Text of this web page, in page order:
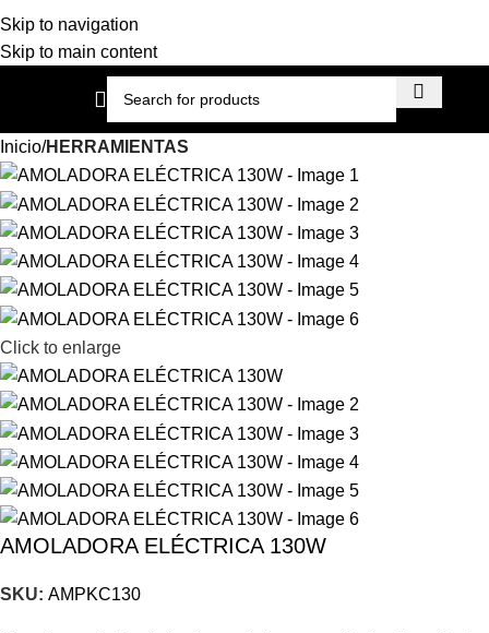
Skip to navigation
Skip to main content
Inicio HERRAMIENTAS
Click to enlarge
AMOLADORA ELÉCTRICA 130W
SKU: AMPKC130